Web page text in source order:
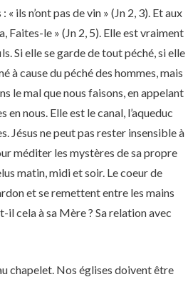
ils n’ont pas de vin » (Jn 2, 3). Et aux
Faites-le » (Jn 2, 5). Elle est vraiment
Si elle se garde de tout péché, si elle
à cause du péché des hommes, mais
le mal que nous faisons, en appelant
nous. Elle est le canal, l’aqueduc
Jésus ne peut pas rester insensible à
méditer les mystères de sa propre
matin, midi et soir. Le coeur de
et se remettent entre les mains
cela à sa Mère ? Sa relation avec
chapelet. Nos églises doivent être